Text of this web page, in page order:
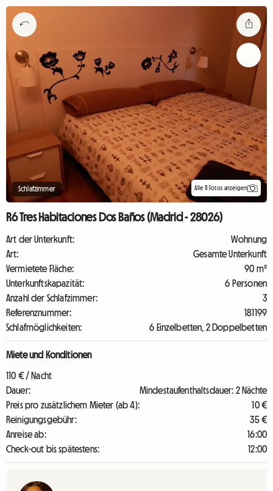
Schlafzimmer Alle 11 Fotos anzeigen
R6 Tres Habitaciones Dos Baños (Madrid - 28026)
Art der Unterkunft:
Wohnung
Art:
Gesamte Unterkunft
Vermietete Fläche:
90 m²
Unterkunftskapazität:
6 Personen
Anzahl der Schlafzimmer:
3
Referenznummer:
181199
Schlafmöglichkeiten:
6 Einzelbetten, 2 Doppelbetten
Miete und Konditionen
110 € / Nacht
Dauer:
Mindestaufenthaltsdauer: 2 Nächte
Preis pro zusätzlichem Mieter (ab 4):
10 €
Reinigungsgebühr:
35 €
Anreise ab:
16:00
Check-out bis spätestens:
12:00